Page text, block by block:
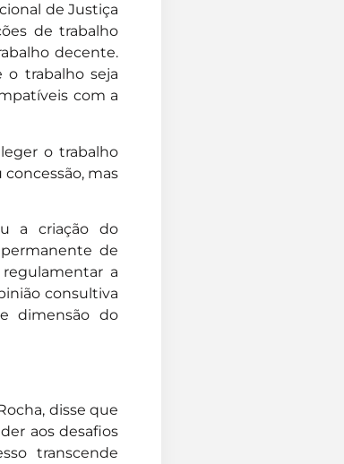
de Justiça
de trabalho
decente.
trabalho seja
com a
o trabalho
mas
a criação do
de
a
consultiva
dimensão do
disse que
aos desafios
transcende